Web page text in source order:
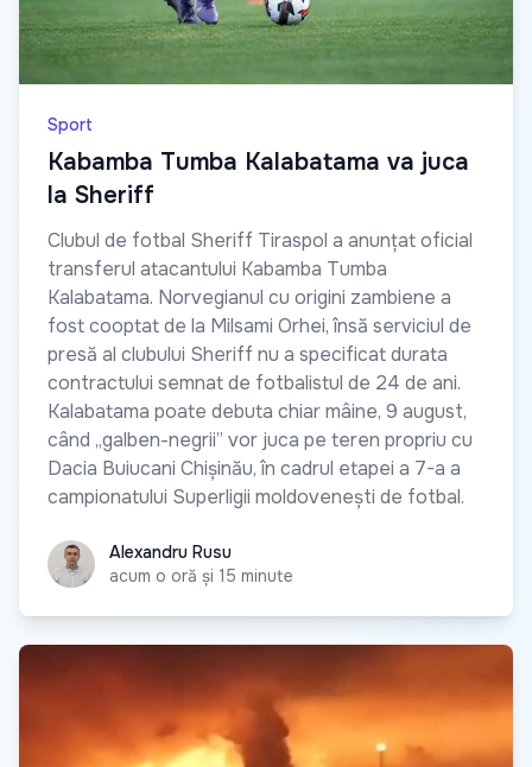
Sport
Kabamba Tumba Kalabatama va juca
la Sheriff
Clubul de fotbal Sheriff Tiraspol a anunțat oficial
transferul atacantului Kabamba Tumba
Kalabatama. Norvegianul cu origini zambiene a
fost cooptat de la Milsami Orhei, însă serviciul de
presă al clubului Sheriff nu a specificat durata
contractului semnat de fotbalistul de 24 de ani.
Kalabatama poate debuta chiar mâine, 9 august,
când „galben-negrii” vor juca pe teren propriu cu
Dacia Buiucani Chișinău, în cadrul etapei a 7-a a
campionatului Superligii moldovenești de fotbal.
Alexandru Rusu
Alexandru Rusu
acum o oră și 15 minute